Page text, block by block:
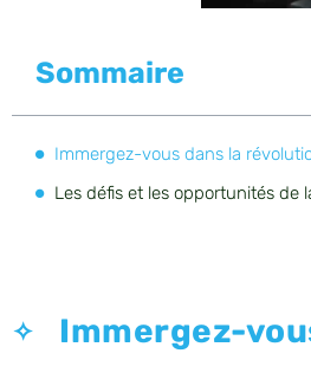
Sommaire
Immergez-vous dans la
Les défis et les opportunités de
Immergez-